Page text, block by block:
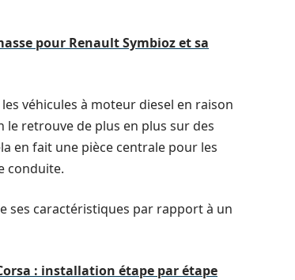
pour Renault Symbioz et sa
véhicules à moteur diesel en raison
le retrouve de plus en plus sur des
en fait une pièce centrale pour les
conduite.
ses caractéristiques par rapport à un
: installation étape par étape